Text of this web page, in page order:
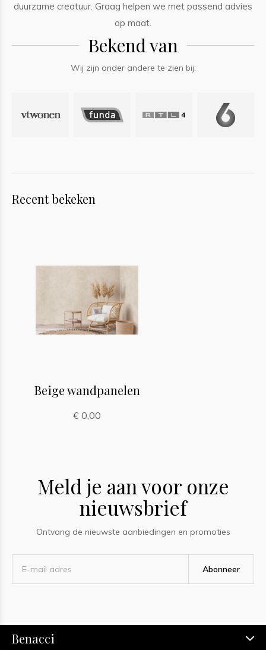
duurzame creatuur. Graag helpen we met passend advies
op maat.
Bekend van
Wij zijn onder andere te zien bij:
Recent bekeken
Beige wandpanelen
€ 0,00
Meld je aan voor onze
nieuwsbrief
Ontvang de nieuwste aanbiedingen en promoties
Abonneer
Benacci